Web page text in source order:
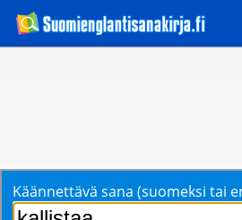
Käännettävä sana (suomeksi tai